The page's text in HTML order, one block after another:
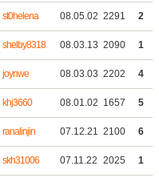
st0helena 08.05.02 2291 2
shelby8318 08.03.13 2090 1
joynwe 08.03.03 2202 4
khj3660 08.01.02 1657 5
ranalinjin 07.12.21 2100 6
skh31006 07.11.22 2025 1